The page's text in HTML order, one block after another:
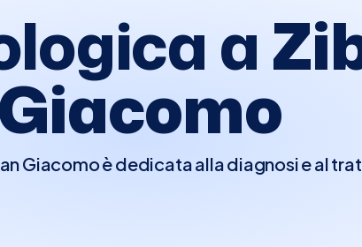
a
Giacomo
Giacomo è dedicata alla diagnosi e al